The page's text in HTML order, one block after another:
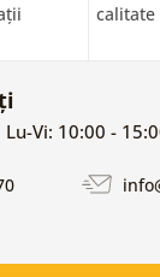
Vi: 10:00 -